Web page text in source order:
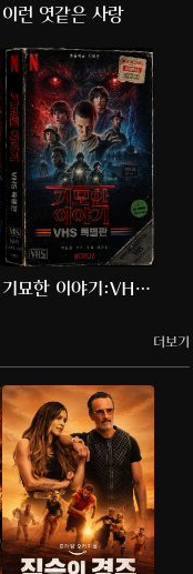
이런 엿같은 사랑
기묘한 이야기:VHS
더보기